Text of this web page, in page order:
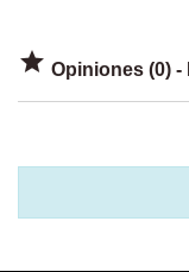
 Opiniones (0)